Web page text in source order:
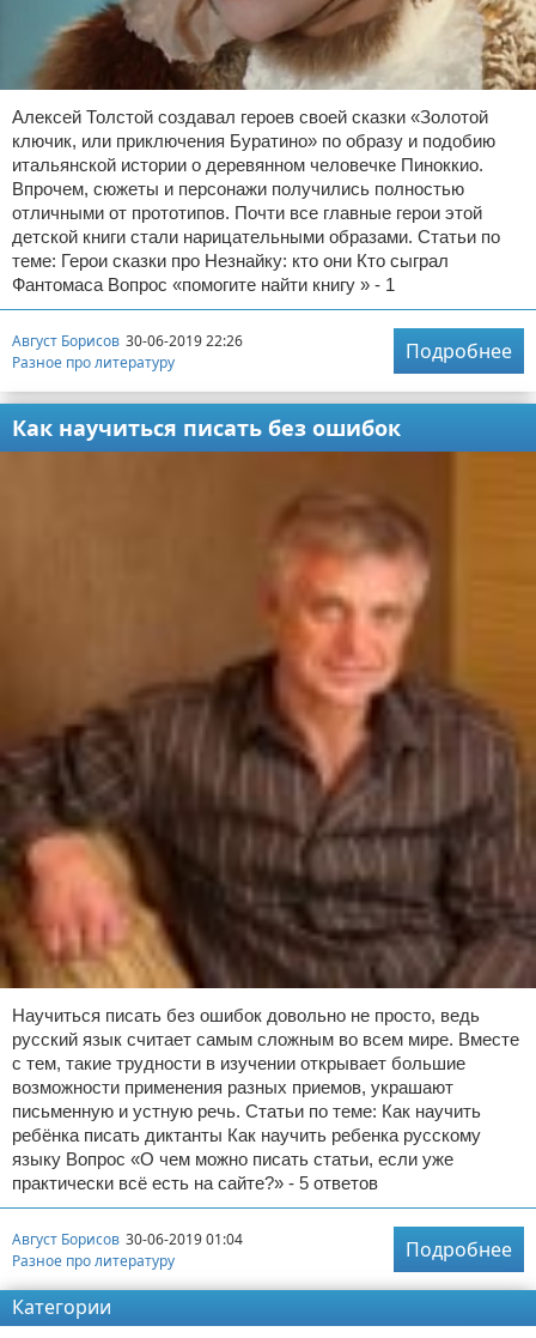
Алексей Толстой создавал героев своей сказки «Золотой
ключик, или приключения Буратино» по образу и подобию
итальянской истории о деревянном человечке Пиноккио.
Впрочем, сюжеты и персонажи получились полностью
отличными от прототипов. Почти все главные герои этой
детской книги стали нарицательными образами. Статьи по
теме: Герои сказки про Незнайку: кто они Кто сыграл
Фантомаса Вопрос «помогите найти книгу » - 1
Август Борисов 30-06-2019 22:26
Разное про литературу
Подробнее
Как научиться писать без ошибок
Научиться писать без ошибок довольно не просто, ведь
русский язык считает самым сложным во всем мире. Вместе
с тем, такие трудности в изучении открывает большие
возможности применения разных приемов, украшают
письменную и устную речь. Статьи по теме: Как научить
ребёнка писать диктанты Как научить ребенка русскому
языку Вопрос «О чем можно писать статьи, если уже
практически всё есть на сайте?» - 5 ответов
Август Борисов 30-06-2019 01:04
Разное про литературу
Подробнее
Категории